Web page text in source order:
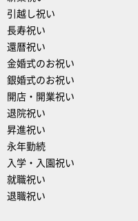
引越し祝い
長寿祝い
還暦祝い
金婚式のお祝い
銀婚式のお祝い
開店・開業祝い
退院祝い
昇進祝い
永年勤続
入学・入園祝い
就職祝い
退職祝い